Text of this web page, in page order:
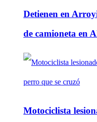
Detienen en
de camioneta en
Motociclista